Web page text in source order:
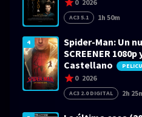
0 2026
AC3 5.1 1h 50m
4
Spider-Man: Un
SCREENER
Castellano
0 2026
AC3 2.0 DIGITAL 2h